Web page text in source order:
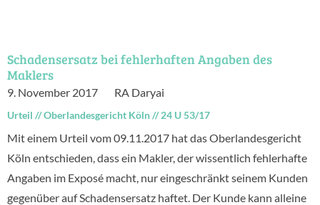
Schadensersatz bei fehlerhaften Angaben des
Maklers
9. November 2017 RA Daryai
Urteil //Oberlandesgericht Köln//24 U 53/17
Mit einem Urteil vom 09.11.2017 hat das Oberlandesgericht
Köln entschieden, dass ein Makler, der wissentlich fehlerhafte
Angaben im Exposé macht, nur eingeschränkt seinem Kunden
gegenüber auf Schadensersatz haftet. Der Kunde kann alleine